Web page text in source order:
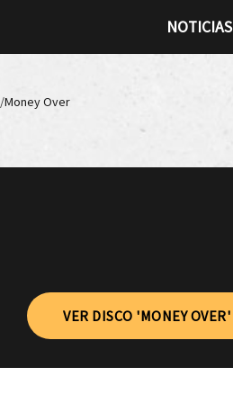
NOTICIAS
/Money Over
VER DISCO 'MONEY OVER'